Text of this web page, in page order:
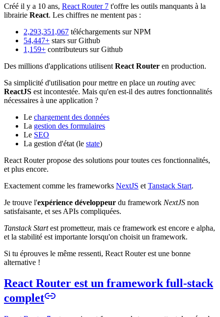
Créé il y a 10 ans, React Router 7 t'offre les outils manquants à la
librairie React. Les chiffres ne mentent pas :
2,293,351,067 téléchargements sur NPM
54,447+ stars sur Github
1,159+ contributeurs sur Github
Des millions d'applications utilisent React Router en production.
Sa simplicité d'utilisation pour mettre en place un routing avec
ReactJS est incontestée. Mais qu'en est-il des autres fonctionnalités
nécessaires à une application ?
Le chargement des données
La gestion des formulaires
Le SEO
La gestion d'état (le state)
React Router propose des solutions pour toutes ces fonctionnalités,
et plus encore.
Exactement comme les frameworks NextJS et Tanstack Start.
Je trouve l'expérience développeur du framework NextJS non
satisfaisante, et ses APIs compliquées.
Tanstack Startest prometteur, mais ce framework est encore e alpha,
et la stabilité est importante lorsqu'on choisit un framework.
Si tu éprouves le même ressenti, React Router est une bonne
alternative !
React Router est un framework full-stack
complet